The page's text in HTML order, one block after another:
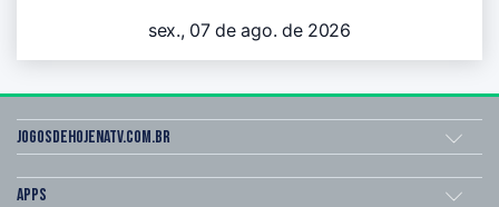
sex., 07 de ago. de 2026
Jogosdehojenatv.com.br
Apps